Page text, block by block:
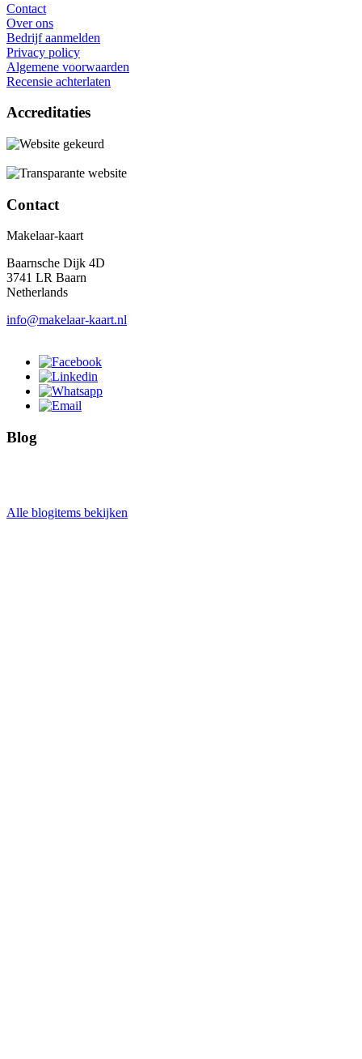
Contact
Over ons
Bedrijf aanmelden
Privacy policy
Algemene voorwaarden
Recensie achterlaten
Accreditaties
Contact
Makelaar-kaart
Baarnsche Dijk 4D
3741 LR Baarn
Netherlands
info@makelaar-kaart.nl
Blog
Alle blogitems bekijken